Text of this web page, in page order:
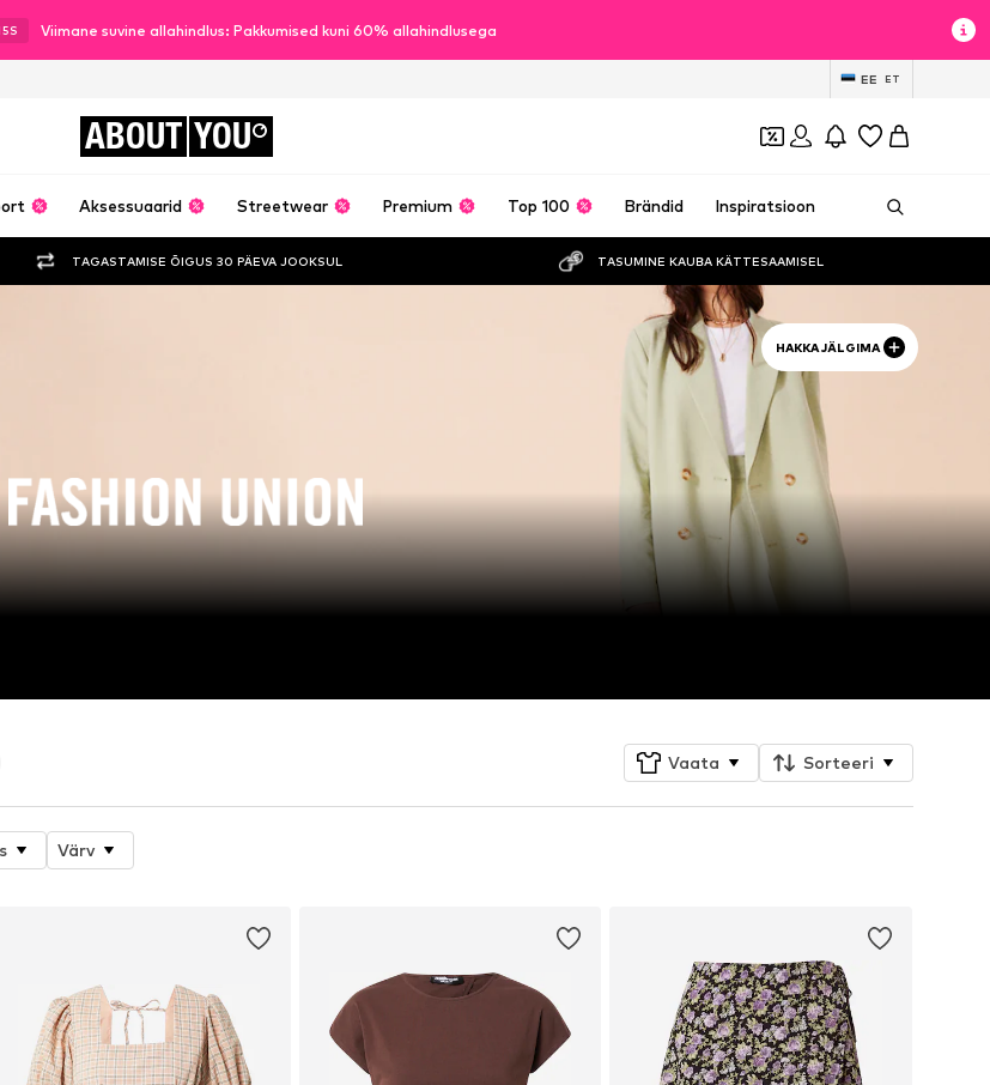
S Viimane suvine allahindlus: Pakkumised kuni 60% allahindlusega
EE ET
ABOUT YOU
Aksessuaarid Streetwear Premium Top 100 Brändid Inspiratsioon
TAGASTAMISE ÕIGUS 30 PÄEVA JOOKSUL TASUMINE KAUBA KÄTTESAAMISEL
HAKKA JÄLGIMA
Vaata Sorteeri
Värv